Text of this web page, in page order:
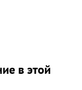
в этой